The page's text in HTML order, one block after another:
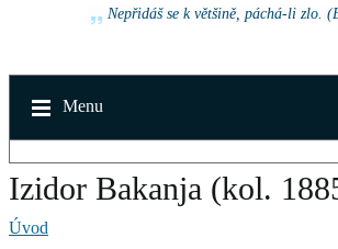
Nepřidáš se k většině, páchá-li zlo.
Menu
Izidor Bakanja (kol.
Úvod